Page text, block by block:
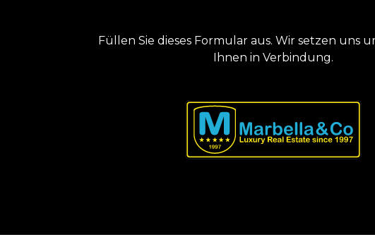
Füllen Sie dieses Formular aus. Wir setzen uns
Ihnen in Verbindung.